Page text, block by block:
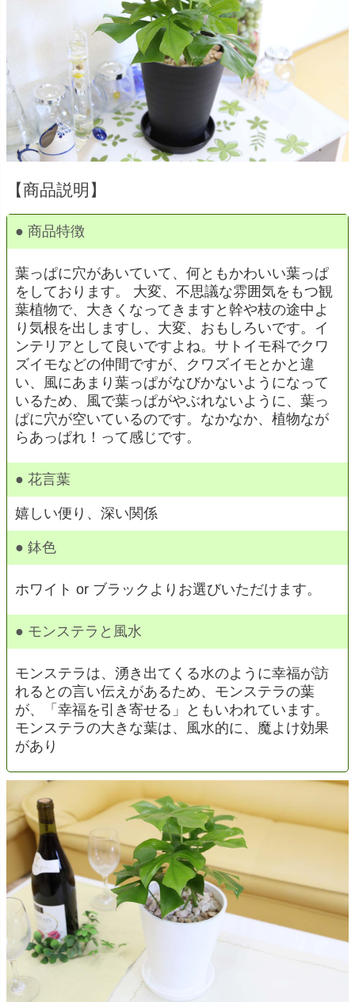
【商品説明】
● 商品特徴
葉っぱに穴があいていて、何ともかわいい葉っぱ
をしております。 大変、不思議な雰囲気をもつ観
葉植物で、大きくなってきますと幹や枝の途中よ
り気根を出しますし、大変、おもしろいです。イ
ンテリアとして良いですよね。サトイモ科でクワ
ズイモなどの仲間ですが、クワズイモとかと違
い、風にあまり葉っぱがなびかないようになって
いるため、風で葉っぱがやぶれないように、葉っ
ぱに穴が空いているのです。なかなか、植物なが
らあっぱれ！って感じです。
● 花言葉
嬉しい便り、深い関係
● 鉢色
ホワイト or ブラックよりお選びいただけます。
● モンステラと風水
モンステラは、湧き出てくる水のように幸福が訪
れるとの言い伝えがあるため、モンステラの葉
が、「幸福を引き寄せる」ともいわれています。
モンステラの大きな葉は、風水的に、魔よけ効果
があり